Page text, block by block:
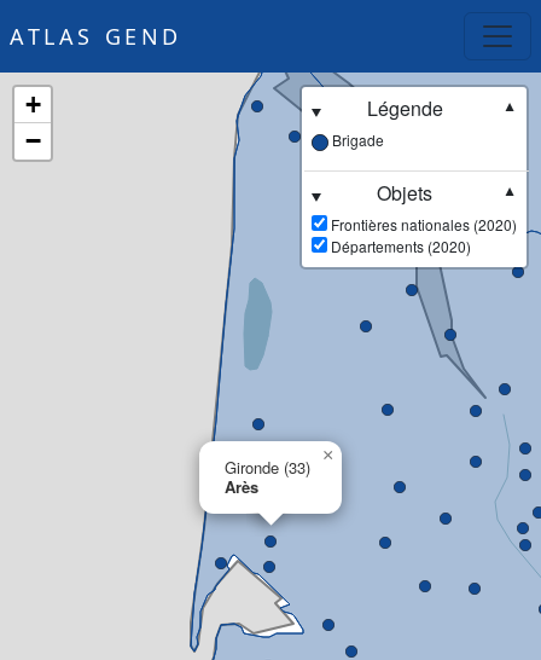
ATLAS GEND
Gironde (33)
Arès
×
+
−
Légende
▼
Brigade
Objets
▼
Frontières nationales (2020)
Départements (2020)